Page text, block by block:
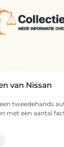
van Nissan
tweedehands
met een aantal